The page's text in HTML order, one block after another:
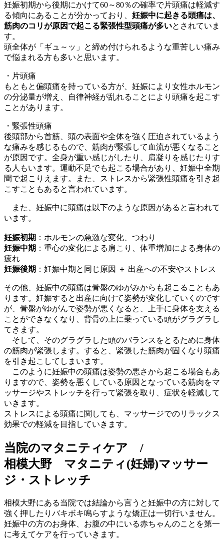
妊娠初期から後期にかけて60～80％の確率で片頭痛は軽減す
る傾向にあることが分かっており、 妊娠中に起きる頭痛は、
筋肉のコリが原因で起こる緊張性型頭痛が多いとされていま
す。
頭全体が「ギュ～ッ」と締め付けられるような重苦しい痛み
で悩まれる方も多いと思います。
・片頭痛
もともと偏頭痛を持っている方が、妊娠により女性ホルモン
の分泌量が増え、自律神経が乱れることにより頭痛を起こす
ことがあります。
・緊張性頭痛
後頭部から首筋、頭の表面や全体を強く圧迫されているよう
な痛みを感じるもので、筋肉が緊張して血流が悪くなること
が原因です。全身が重い感じがしたり、肩凝りを感じたりす
る人もいます。運動不足でも起こる場合があり、妊娠中全期
間で起こりえます。また、ストレスから緊張性頭痛を引き起
こすこともあると言われています。
また、妊娠中に頭痛は以下のような原因があると言われて
います。
妊娠初期 ：ホルモンの急激な変化、つわり
妊娠中期 ：重心の変化による肩こり、体重増加による身体の
疲れ
妊娠後期 ：妊娠中期と同じ原因 ＋ 出産への不安やストレス
その他、妊娠中の頭痛は骨盤のゆがみからも起こることもあ
ります。妊娠すると出産に向けて姿勢が変化していくのです
が、骨盤がゆがんで姿勢が悪くなると、上手に身体を支える
ことができなくなり、背骨の上に乗っている頭がグラグラし
てきます。
そして、そのグラグラした頭のバランスをとるために身体
の筋肉が緊張します。すると、緊張した筋肉が固くなり頭痛
を引き起こしてしまいます。
このように妊娠中の頭痛は姿勢の悪さから起こる場合もあ
りますので、姿勢を悪くしている原因となっている筋肉をマ
ッサージやストレッチを行って緊張を取り、症状を軽減して
いきます。
ストレスによる頭痛に関しても、マッサージでのリラックス
効果での軽減を目指していきます。
当院のマタニティケア /
相模大野 マタニティ(妊婦)マッサー
ジ・ストレッチ
相模大野にある当院では結論から言うと妊娠中の方に対して
強く押したりバキボキ鳴らすような矯正は一切行いません。
妊娠中の方のお身体、お腹の中にいる赤ちゃんのことを第一
に考えてケアを行っていきます。